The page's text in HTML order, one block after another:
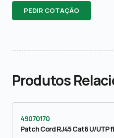
PEDIR COTAÇÃO
Produtos
49070170
Patch Cord RJ45 Cat6 U/UTP